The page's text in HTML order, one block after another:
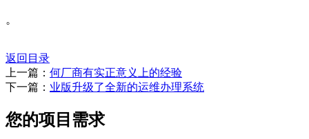
。
返回目录
上一篇： 何厂商有实正意义上的经验
下一篇： 业版升级了全新的运维办理系统
您的项目需求